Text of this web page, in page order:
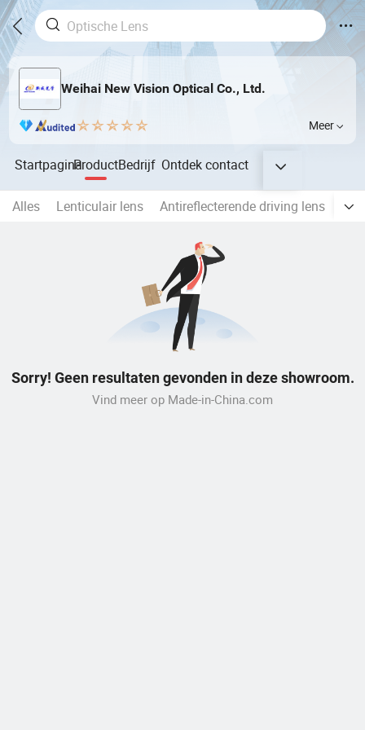
Weihai New Vision Optical Co., Ltd.
Meer
StartpaginaProductBedrijf Ontdekcontact
Alles Lenticulair lens Antireflecterende driving lens
Sorry! Geen resultaten gevonden in deze showroom.
Vind meer op Made-in-China.com